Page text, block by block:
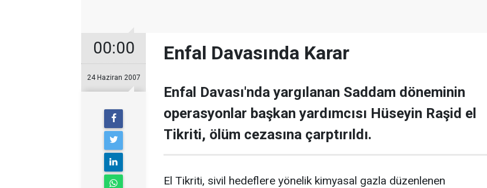
00:00
24 Haziran 2007
Enfal Davasında Karar
Enfal Davası'nda yargılanan Saddam döneminin
operasyonlar başkan yardımcısı Hüseyin Raşid el
Tikriti, ölüm cezasına çarptırıldı.
El Tikriti, sivil hedeflere yönelik kimyasal gazla düzenlenen